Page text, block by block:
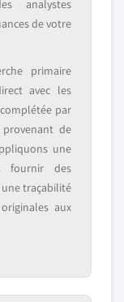
analystes
de votre
primaire
avec les
par
provenant de
une
fournir des
traçabilité
aux